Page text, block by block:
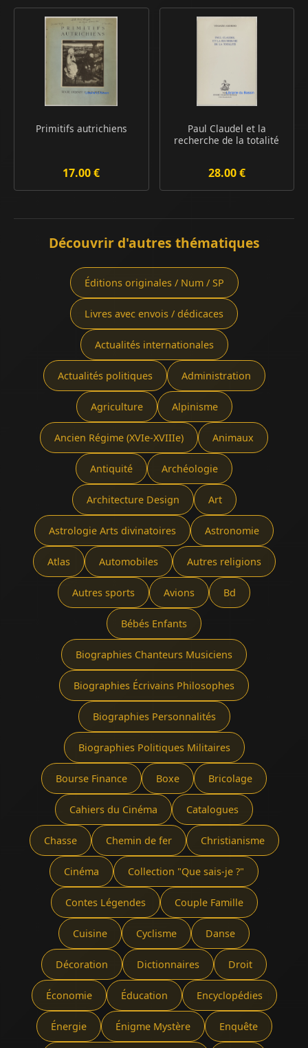
Primitifs autrichiens
17.00 €
Paul Claudel et la
recherche de la totalité
28.00 €
Découvrir d'autres thématiques
Éditions originales / Num / SP
Livres avec envois / dédicaces
Actualités internationales
Actualités politiques Administration
Agriculture Alpinisme
Ancien Régime (XVIe-XVIIIe) Animaux
Antiquité Archéologie
Architecture Design Art
Astrologie Arts divinatoires Astronomie
Atlas Automobiles Autres religions
Autres sports Avions Bd
Bébés Enfants
Biographies Chanteurs Musiciens
Biographies Écrivains Philosophes
Biographies Personnalités
Biographies Politiques Militaires
Bourse Finance Boxe Bricolage
Cahiers du Cinéma Catalogues
Chasse Chemin de fer Christianisme
Cinéma Collection "Que sais-je ?"
Contes Légendes Couple Famille
Cuisine Cyclisme Danse
Décoration Dictionnaires Droit
Économie Éducation Encyclopédies
Énergie Énigme Mystère Enquête